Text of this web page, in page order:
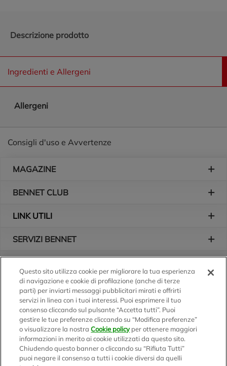
Descrizione prodotto
Ingredienti e Allergeni
Allergeni
Consigli d'uso e Avvertenze
MAGAZINE
BENNET CLUB
LINK UTILI
SERVIZI BENNET
Logo Bennet
Seguici sui nostri canali
Scarica l'app
Questo sito utilizza cookie per migliorare la tua esperienza
di navigazione e cookie di profilazione (anche di terze
parti) per inviarti messaggi pubblicitari mirati e offrirti
servizi in linea con i tuoi interessi. Puoi esprimere il tuo
consenso cliccando sul pulsante “Accetta tutti”. Puoi
gestire le tue preferenze cliccando su “Modifica preferenze”
o visualizzare la nostraCookie policyper ottenere maggiori
informazioni in merito ai cookie utilizzati da questo sito.
Chiudendo questo banner o cliccando su “Rifiuta Tutti”
puoi negare il consenso a tutti i cookie diversi da quelli